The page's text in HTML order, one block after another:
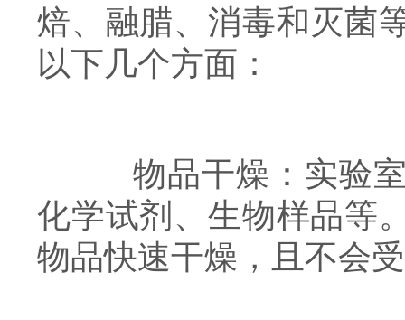
焙、融腊、消毒和灭菌
以下几个方面：
物品干燥：实验室
化学试剂、生物样品等
物品快速干燥，且不会